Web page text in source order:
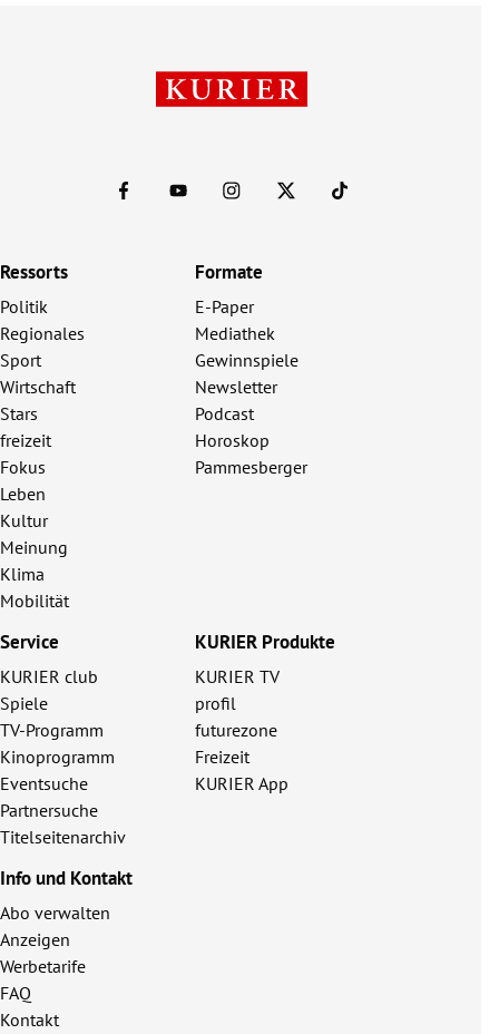
Ressorts
Politik
Regionales
Sport
Wirtschaft
Stars
freizeit
Fokus
Leben
Kultur
Meinung
Klima
Mobilität
Formate
E-Paper
Mediathek
Gewinnspiele
Newsletter
Podcast
Horoskop
Pammesberger
Service
KURIER club
Spiele
TV-Programm
Kinoprogramm
Eventsuche
Partnersuche
Titelseitenarchiv
KURIER Produkte
KURIER TV
profil
futurezone
Freizeit
KURIER App
Info und Kontakt
Abo verwalten
Anzeigen
Werbetarife
FAQ
Kontakt